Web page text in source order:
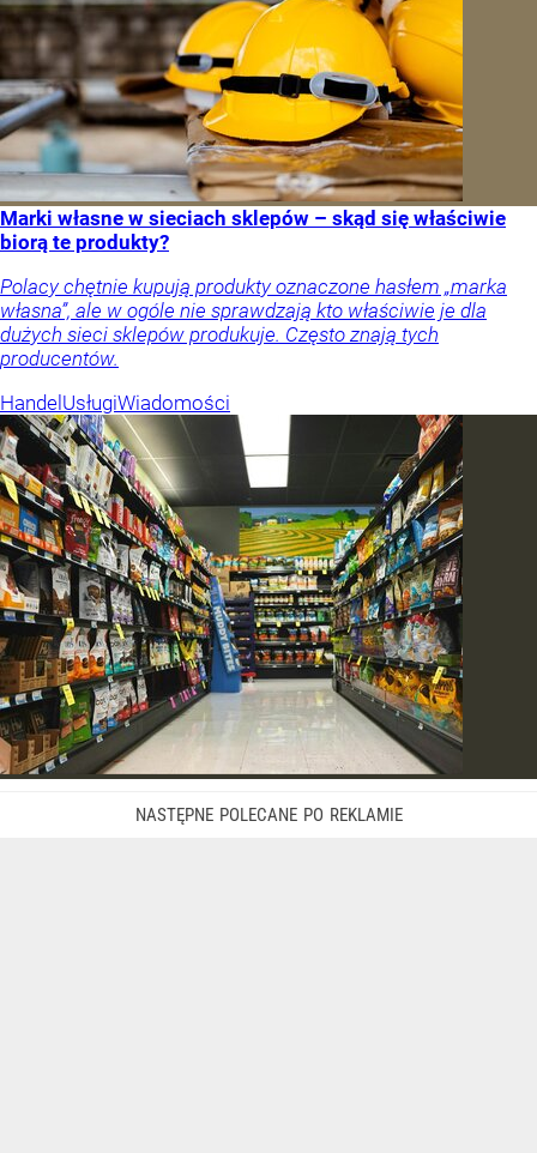
Marki własne w sieciach sklepów – skąd się właściwie
biorą te produkty?
Polacy chętnie kupują produkty oznaczone hasłem „marka
własna”, ale w ogóle nie sprawdzają kto właściwie je dla
dużych sieci sklepów produkuje. Często znają tych
producentów.
HandelUsługiWiadomości